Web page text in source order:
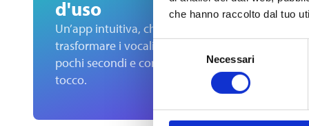
che hanno raccolto dal tuo
Selezione
del
Necessari
d'uso
Un’app intuitiva, che permette di
trasformare i vocali in testo in
pochi secondi e con un solo
tocco.
Si
email